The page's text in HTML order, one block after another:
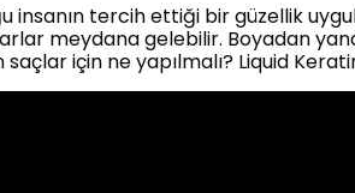
insanın tercih ettiği bir güzellik
meydana gelebilir. Boyadan
için ne yapılmalı? Liquid